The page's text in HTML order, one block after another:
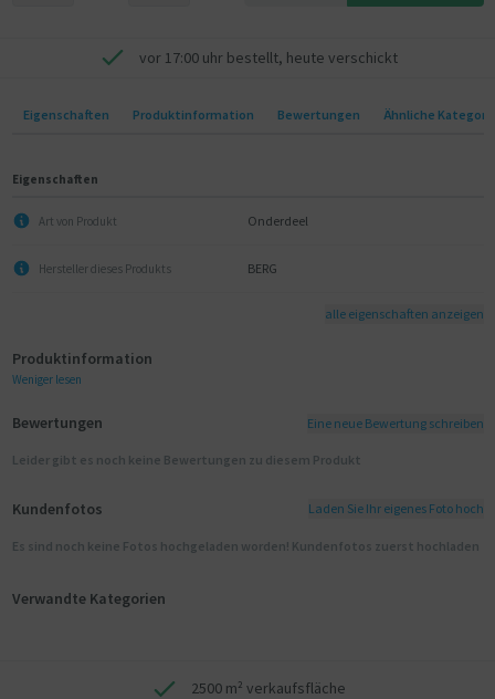
vor 17:00 uhr bestellt, heute verschickt
Eigenschaften Produktinformation Bewertungen Ähnliche
Eigenschaften
Art von Produkt Onderdeel
Hersteller dieses Produkts BERG
alle eigenschaften anzeigen
Produktinformation
Weniger lesen
Bewertungen Eine neue Bewertung schreiben
Leider gibt es noch keine Bewertungen zu diesem Produkt
Kundenfotos Laden Sie Ihr eigenes Foto hoch
Es sind noch keine Fotos hochgeladen worden! Kundenfotos zuerst hochladen
Verwandte Kategorien
2500 m² verkaufsfläche